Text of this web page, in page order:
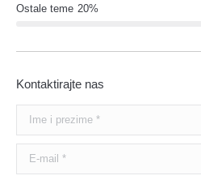
Ostale teme 20%
Kontaktirajte nas
Ime i prezime *
E-mail *